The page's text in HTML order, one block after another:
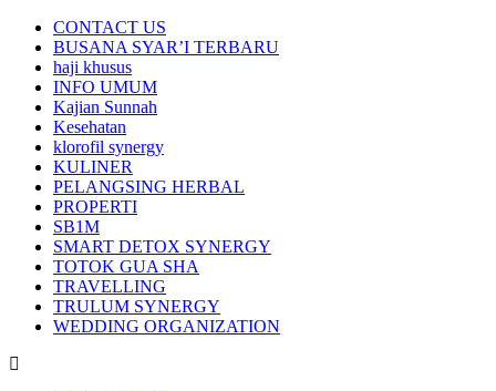
CONTACT US
BUSANA SYAR’I TERBARU
haji khusus
INFO UMUM
Kajian Sunnah
Kesehatan
klorofil synergy
KULINER
PELANGSING HERBAL
PROPERTI
SB1M
SMART DETOX SYNERGY
TOTOK GUA SHA
TRAVELLING
TRULUM SYNERGY
WEDDING ORGANIZATION